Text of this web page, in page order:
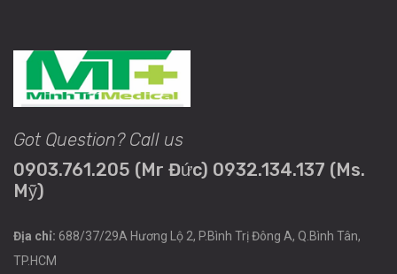
Got Question? Call us
0903.761.205 (Mr Đức) 0932.134.137 (Ms.
Mỹ)
Địa chỉ: 688/37/29A Hương Lộ 2, P.Bình Trị Đông A, Q.Bình Tân,
TP.HCM